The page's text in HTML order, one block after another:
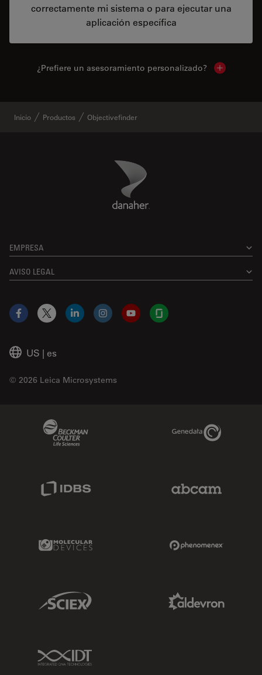
correctamente mi sistema o para ejecutar una
aplicación específica
¿Prefiere un asesoramiento personalizado? Show local
Inicio Productos Objectivefinder
Danaher Logo
EMPRESA
AVISO LEGAL
US | es
© 2026 Leica Microsystems
Facebook
X LinkedInInstagramYouTubeGlassdoor
Genedata Link
Molecular Devices Link
Sciex Link
IDT Link